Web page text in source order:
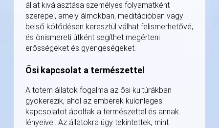
állat kiválasztása személyes folyamatként
szerepel, amely álmokban, meditációban vagy
belső kötődésen keresztül válhat felismerhetővé,
és önismereti útként segíthet megérteni
erősségeket és gyengeségeket.
Ősi kapcsolat a természettel
A totem állatok fogalma az ősi kultúrákban
gyökerezik, ahol az emberek különleges
kapcsolatot ápoltak a természettel és annak
lényeivel. Az állatokra úgy tekintettek, mint